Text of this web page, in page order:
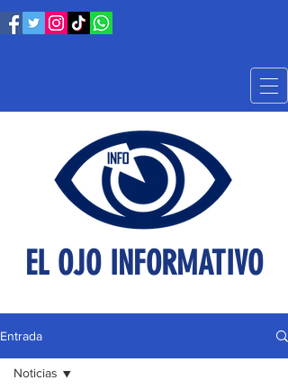
EL OJO INFORMATIVO
Entrada
Noticias